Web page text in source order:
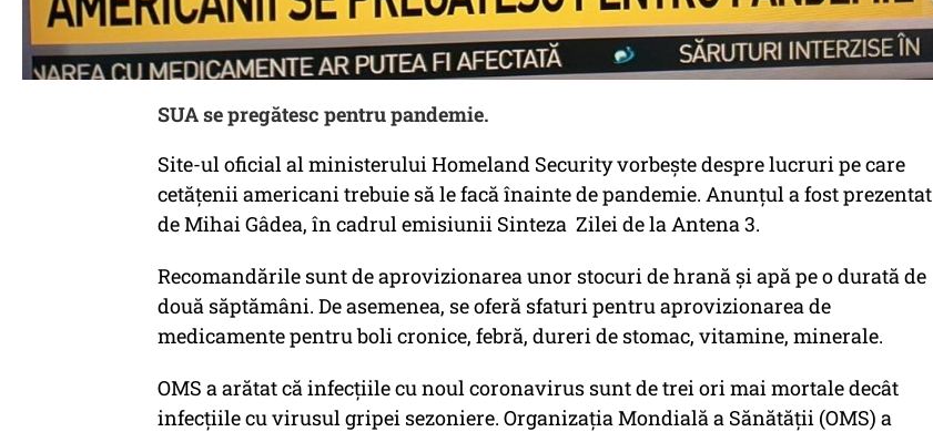
SUA se pregătesc pentru pandemie.
Site-ul oficial al ministerului Homeland Security vorbește despre lucruri pe care
cetățenii americani trebuie să le facă înainte de pandemie. Anunțul a fost prezentat
de Mihai Gâdea, în cadrul emisiunii Sinteza Zilei de la Antena 3.
Recomandările sunt de aprovizionarea unor stocuri de hrană și apă pe o durată de
două săptămâni. De asemenea, se oferă sfaturi pentru aprovizionarea de
medicamente pentru boli cronice, febră, dureri de stomac, vitamine, minerale.
OMS a arătat că infecțiile cu noul coronavirus sunt de trei ori mai mortale decât
infecțiile cu virusul gripei sezoniere. Organizația Mondială a Sănătății (OMS) a